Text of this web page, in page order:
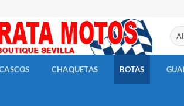
CHAQUETAS BOTAS